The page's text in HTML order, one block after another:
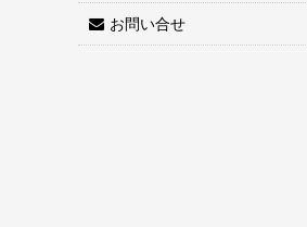
お問い合せ